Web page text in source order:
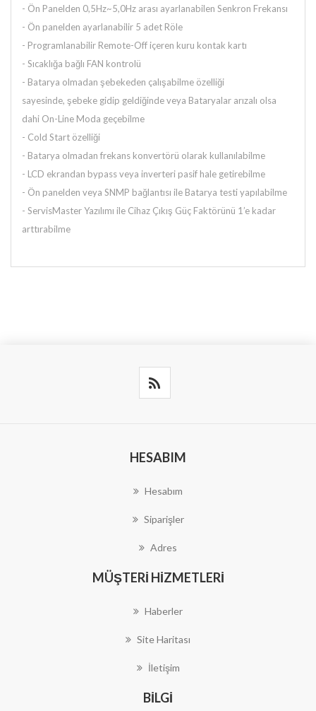
- Ön Panelden 0,5Hz~5,0Hz arası ayarlanabilen Senkron Frekansı
- Ön panelden ayarlanabilir 5 adet Röle
- Programlanabilir Remote-Off içeren kuru kontak kartı
- Sıcaklığa bağlı FAN kontrolü
- Batarya olmadan şebekeden çalışabilme özelliği
sayesinde, şebeke gidip geldiğinde veya Bataryalar arızalı olsa
dahi On-Line Moda geçebilme
- Cold Start özelliği
- Batarya olmadan frekans konvertörü olarak kullanılabilme
- LCD ekrandan bypass veya inverteri pasif hale getirebilme
- Ön panelden veya SNMP bağlantısı ile Batarya testi yapılabilme
- ServisMaster Yazılımı ile Cihaz Çıkış Güç Faktörünü 1’e kadar
arttırabilme
HESABIM
Hesabım
Siparişler
Adres
MÜŞTERI HIZMETLERI
Haberler
Site Haritası
İletişim
BILGI